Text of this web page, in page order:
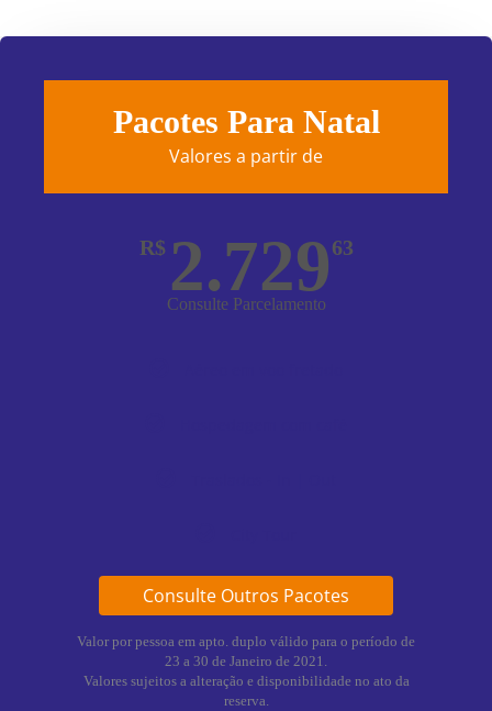
Pacotes Para Natal
Valores a partir de
R$ 2.72963
Consulte Parcelamento
Consulte Outros Pacotes
Valor por pessoa em apto. duplo válido para o período de
23 a 30 de Janeiro de 2021.
Valores sujeitos a alteração e disponibilidade no ato da
reserva.